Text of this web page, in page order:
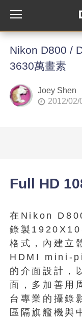
Nikon D800 /
3630萬畫素
Joey Shen
2012/02/
Full HD
在Nikon
錄製
格式，內建立
HDMI mini-
的介面設計，
面，多加善用
台專業的攝錄
區隔旗艦機與